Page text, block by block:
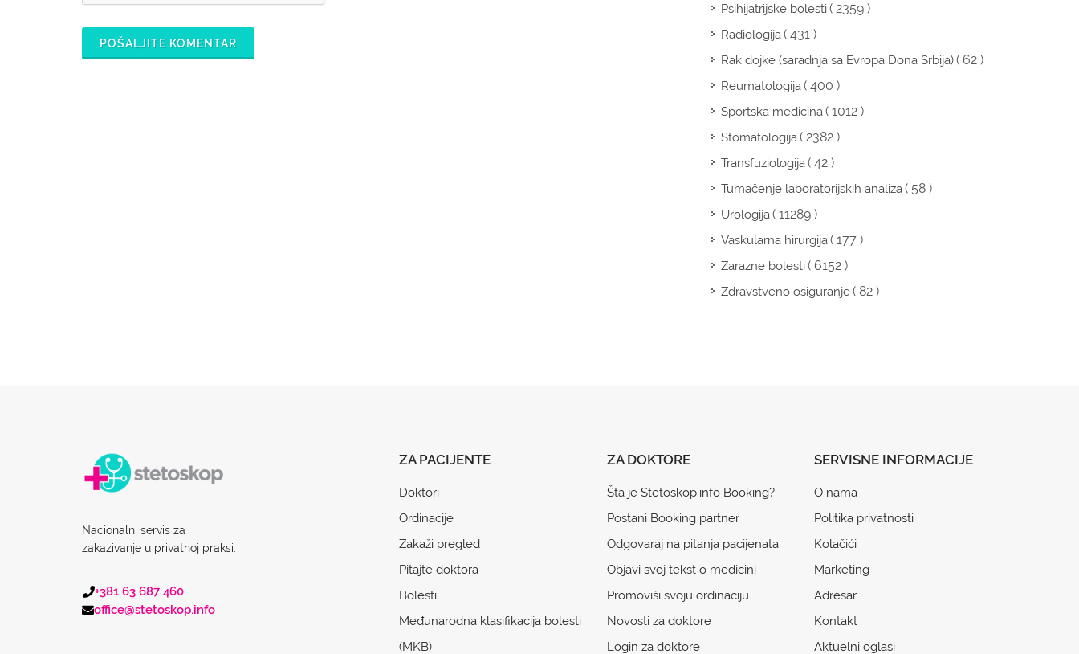
POŠALJITE KOMENTAR
Psihijatrijske bolesti( 2359 )
Radiologija( 431 )
Rak dojke (saradnja sa Evropa Dona Srbija)( 62 )
Reumatologija( 400 )
Sportska medicina( 1012 )
Stomatologija( 2382 )
Transfuziologija( 42 )
Tumačenje laboratorijskih analiza( 58 )
Urologija( 11289 )
Vaskularna hirurgija( 177 )
Zarazne bolesti( 6152 )
Zdravstveno osiguranje( 82 )
Nacionalni servis za
zakazivanje u privatnoj praksi.
+381 63 687 460
office@stetoskop.info
ZA PACIJENTE
Doktori
Ordinacije
Zakaži pregled
Pitajte doktora
Bolesti
Međunarodna klasifikacija bolesti
(MKB)
ZA DOKTORE
Šta je Stetoskop.info Booking?
Postani Booking partner
Odgovaraj na pitanja pacijenata
Objavi svoj tekst o medicini
Promoviši svoju ordinaciju
Novosti za doktore
Login za doktore
SERVISNE INFORMACIJE
O nama
Politika privatnosti
Kolačići
Marketing
Adresar
Kontakt
Aktuelni oglasi